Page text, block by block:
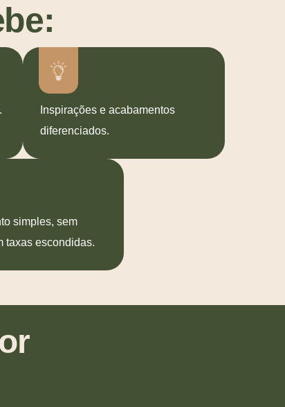
Inspirações e acabamentos
diferenciados.
simples, sem
taxas escondidas.